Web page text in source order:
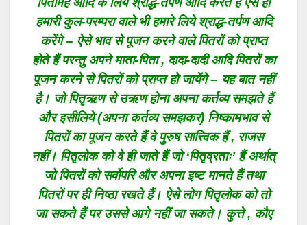
हमारी कुल-परम्परा वाले भी हमारे लिये श्राद्ध-तर्पण आदि
करेंगे – ऐसे भाव से पूजन करने वाले पितरों को प्राप्त
होते हैं परन्तु अपने माता-पिता , दादा-दादी आदि पितरों का
पूजन करने से पितरों को प्राप्त हो जायेंगे – यह बात नहीं
है। जो पितृऋण से उऋण होना अपना कर्तव्य समझते हैं
और इसीलिये (अपना कर्तव्य समझकर) निष्कामभाव से
पितरों का पूजन करते हैं वे पुरुष सात्त्विक हैं , राजस
नहीं। पितृलोक को वे ही जाते हैं जो ‘पितृव्रताः’ हैं अर्थात्
जो पितरों को सर्वोपरि और अपना इष्ट मानते हैं तथा
पितरों पर ही निष्ठा रखते हैं। ऐसे लोग पितृलोक को तो
जा सकते हैं पर उससे आगे नहीं जा सकते। कुत्ते , कौए